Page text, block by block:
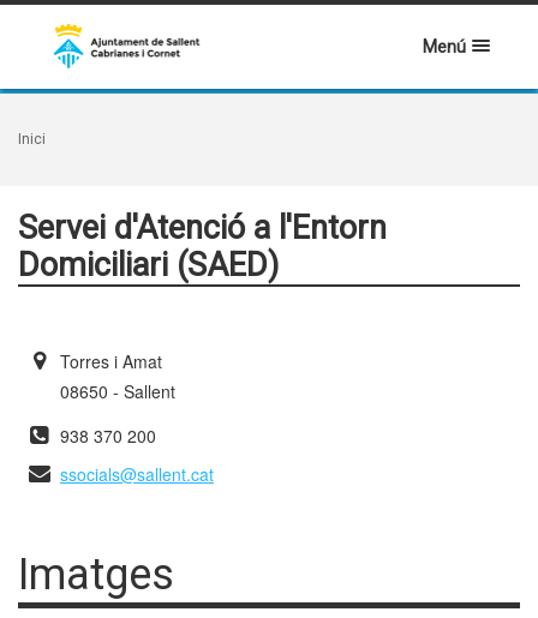
Menú
Inici
Servei d'Atenció a l'Entorn
Domiciliari (SAED)
Torres i Amat
08650 - Sallent
938 370 200
ssocials@sallent.cat
Imatges